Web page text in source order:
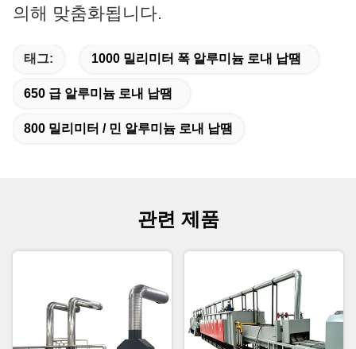
의해 맞춤화됩니다.
태그: 1000 밀리미터 폭 알루미늄 로내 납땜
650 급 알루미늄 로내 납땜
800 밀리미터 / 민 알루미늄 로내 납땜
관련 제품